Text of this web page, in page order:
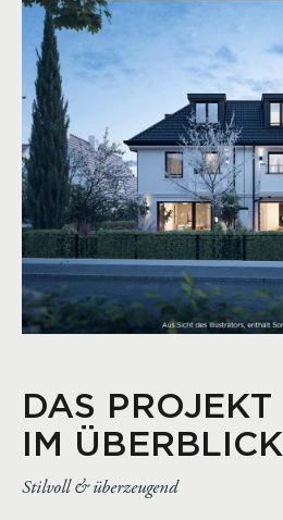
DAS PROJEKT
IM ÜBERBLICK
Stilvoll & überzeugend